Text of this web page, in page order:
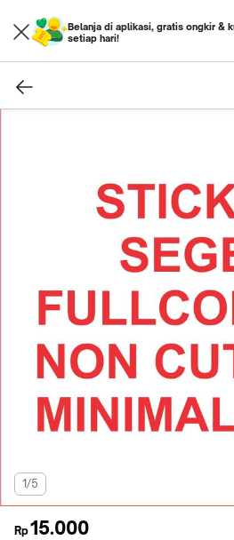
Belanja di aplikasi, gratis ongkir &
setiap hari!
1/5
Rp15.000